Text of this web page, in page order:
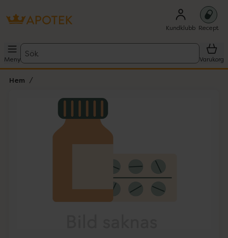
Kundklubb Recept
Meny
Sök
Varukorg
Hem
Lista: . Innehåller 1 objekt.